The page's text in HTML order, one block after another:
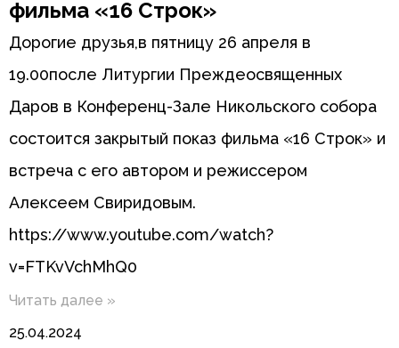
фильма «16 Строк»
Дорогие друзья,в пятницу 26 апреля в
19.00после Литургии Преждеосвященных
Даров в Конференц-Зале Никольского собора
состоится закрытый показ фильма «16 Строк» и
встреча с его автором и режиссером
Алексеем Свиридовым.
https://www.youtube.com/watch?
v=FTKvVchMhQ0
Читать далее »
25.04.2024